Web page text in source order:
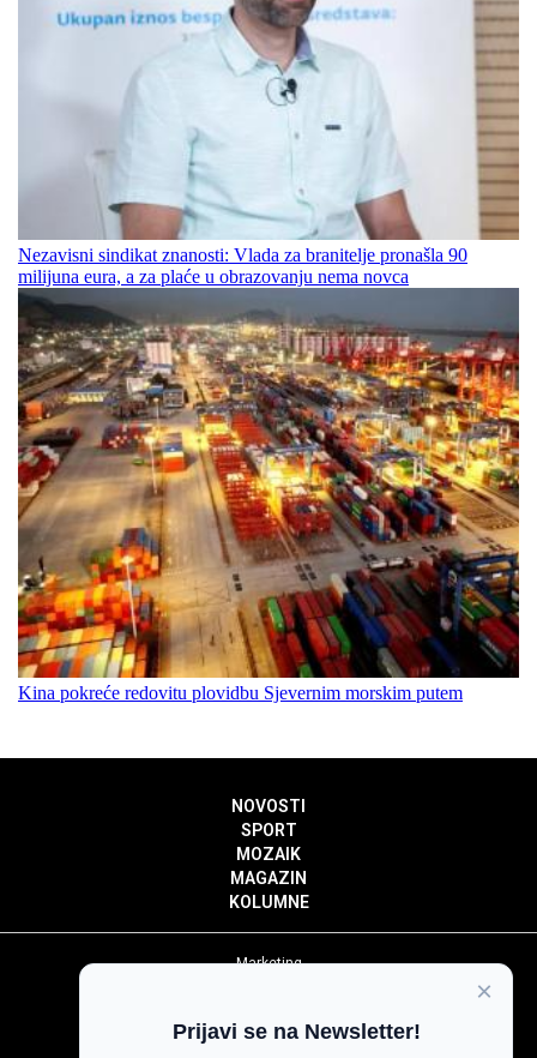
Nezavisni sindikat znanosti: Vlada za branitelje pronašla 90
milijuna eura, a za plaće u obrazovanju nema novca
Kina pokreće redovitu plovidbu Sjevernim morskim putem
NOVOSTI
SPORT
MOZAIK
MAGAZIN
KOLUMNE
Marketing
Impressum
×
Prijavi se na Newsletter!